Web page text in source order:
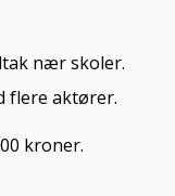
nær skoler.
flere aktører.
kroner.